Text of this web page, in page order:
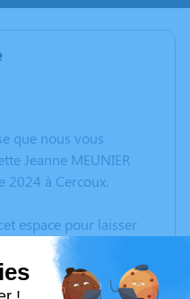
que nous vous
Jeanne MEUNIER
à Cercoux.
espace pour laisser
photos souvenirs, une
à travers des
est un lieu